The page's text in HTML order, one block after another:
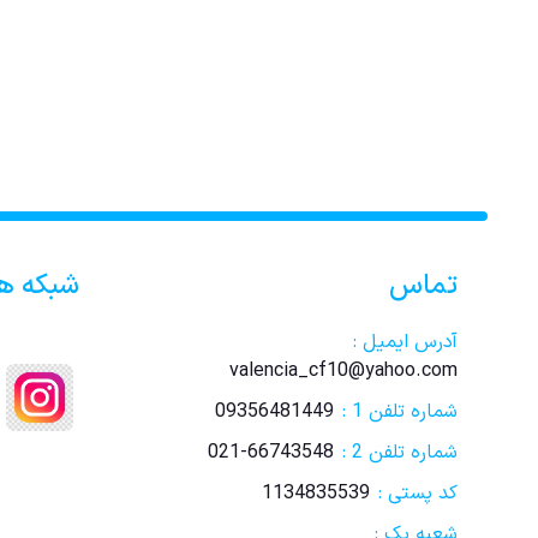
تماس
آدرس ایمیل :
valencia_cf10@yahoo.com
شماره تلفن 1 :
09356481449
شماره تلفن 2 :
021-66743548
کد پستی : 1134835539
شبکه